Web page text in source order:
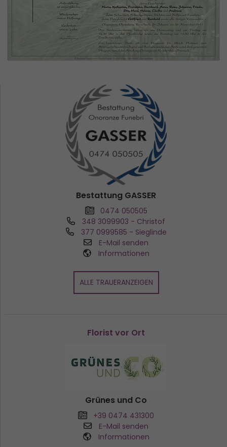
Bestattung GASSER
0474 050505
348 3099903 - Christof
377 0999585 - Sieglinde
E-Mail senden
Informationen
ALLE TRAUERANZEIGEN
Florist vor Ort
Grünes und Co
+39 0474 431300
E-Mail senden
Informationen